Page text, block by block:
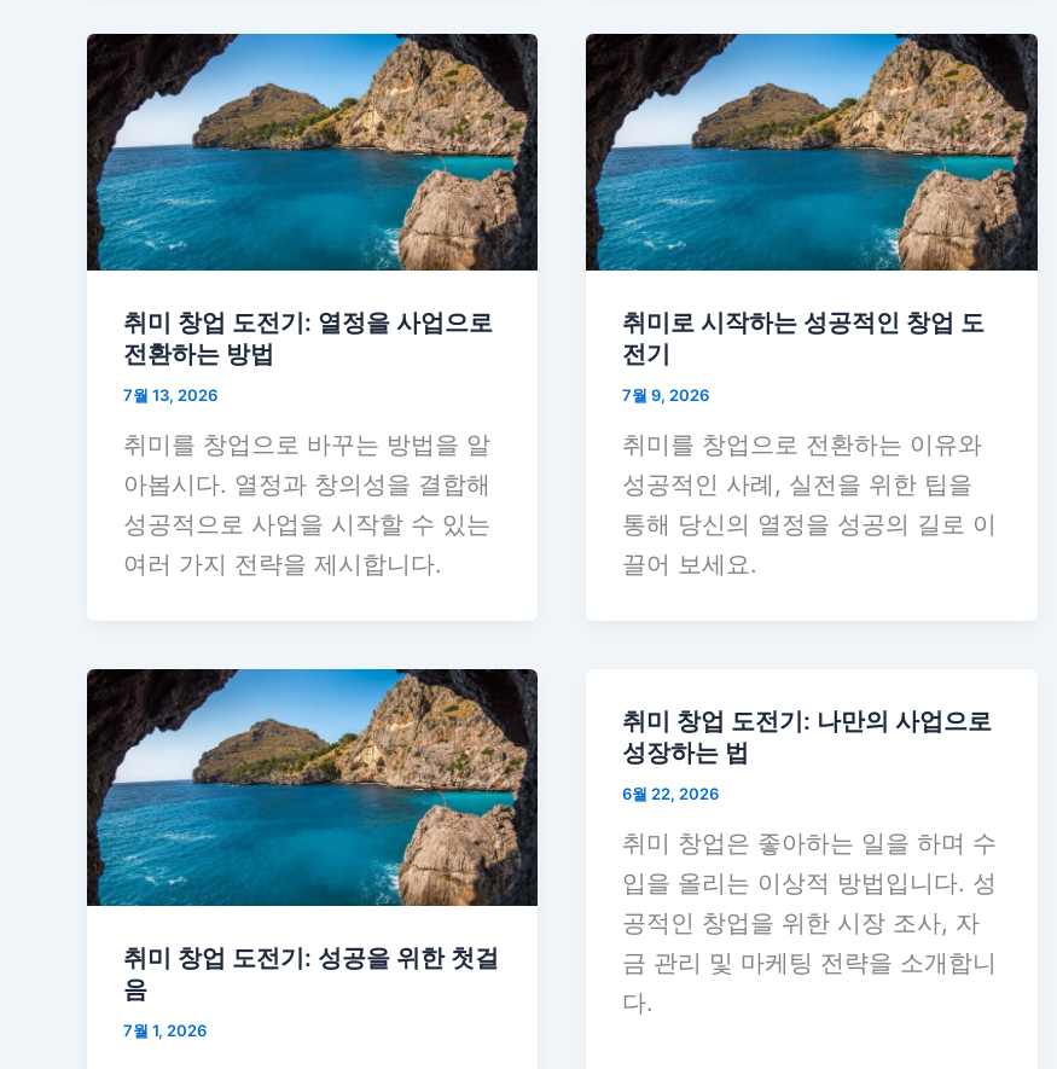
취미 창업 도전기: 열정을 사업으로
전환하는 방법
7월 13, 2026
취미를 창업으로 바꾸는 방법을 알
아봅시다. 열정과 창의성을 결합해
성공적으로 사업을 시작할 수 있는
여러 가지 전략을 제시합니다.
취미로 시작하는 성공적인 창업 도
전기
7월 9, 2026
취미를 창업으로 전환하는 이유와
성공적인 사례, 실전을 위한 팁을
통해 당신의 열정을 성공의 길로 이
끌어 보세요.
취미 창업 도전기: 성공을 위한 첫걸
음
7월 1, 2026
취미 창업 도전기: 나만의 사업으로
성장하는 법
6월 22, 2026
취미 창업은 좋아하는 일을 하며 수
입을 올리는 이상적 방법입니다. 성
공적인 창업을 위한 시장 조사, 자
금 관리 및 마케팅 전략을 소개합니
다.